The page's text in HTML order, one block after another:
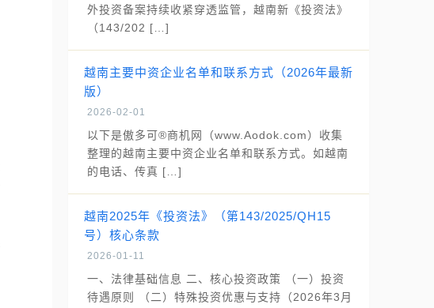
外投资备案持续收紧穿透监管，越南新《投资法》
（143/202 […]
越南主要中资企业名单和联系方式（2026年最新
版）
2026-02-01
以下是傲多可®商机网（www.Aodok.com）收集
整理的越南主要中资企业名单和联系方式。如越南
的电话、传真 […]
越南2025年《投资法》（第143/2025/QH15
号）核心条款
2026-01-11
一、法律基础信息 二、核心投资政策 （一）投资
待遇原则 （二）特殊投资优惠与支持（2026年3月